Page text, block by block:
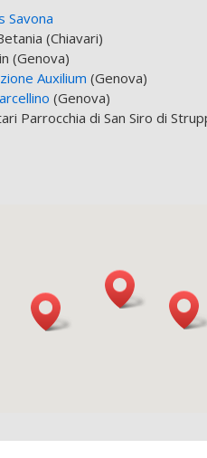
Savona
(Chiavari)
(Genova)
Auxilium (Genova)
(Genova)
Parrocchia di San Siro di